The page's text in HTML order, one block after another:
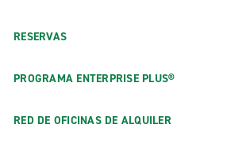
RESERVAS
PROGRAMA ENTERPRISE PLUS®
RED DE OFICINAS DE ALQUILER